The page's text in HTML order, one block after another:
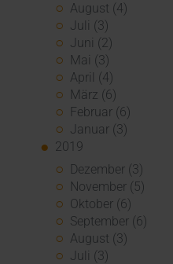
August (4)
Juli (3)
Juni (2)
Mai (3)
April (4)
März (6)
Februar (6)
Januar (3)
2019
Dezember (3)
November (5)
Oktober (6)
September (6)
August (3)
Juli (3)